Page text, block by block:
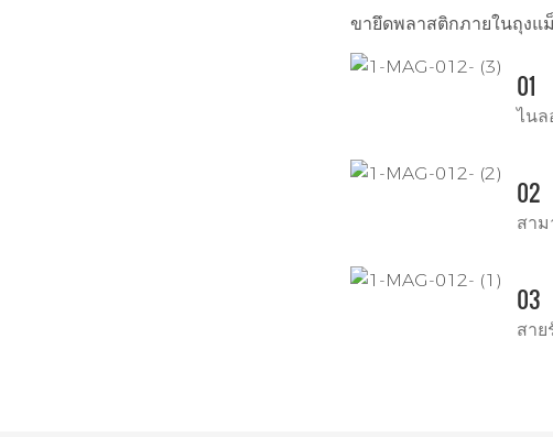
ขายึดพลาสติกภายในถุงแ
01
ไนล
02
สา
03
สา